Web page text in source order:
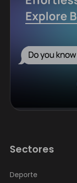
Sectores
Deporte